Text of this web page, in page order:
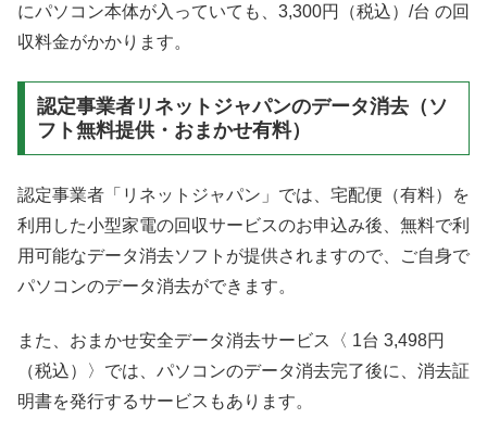
にパソコン本体が入っていても、3,300円（税込）/台 の回
収料金がかかります。
認定事業者リネットジャパンのデータ消去（ソ
フト無料提供・おまかせ有料）
認定事業者「リネットジャパン」では、宅配便（有料）を
利用した小型家電の回収サービスのお申込み後、無料で利
用可能なデータ消去ソフトが提供されますので、ご自身で
パソコンのデータ消去ができます。
また、おまかせ安全データ消去サービス〈 1台 3,498円
（税込）〉では、パソコンのデータ消去完了後に、消去証
明書を発行するサービスもあります。